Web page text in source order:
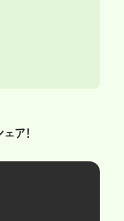
ア！